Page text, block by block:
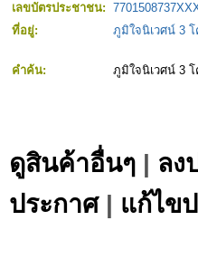
เลขบัตรประชาชน:
ที่อยู่:
ภูมิใจนิเวศน์ 3 โ
คำค้น: ภูมิใจนิเวศน์ 3 โ
ดูสินค้าอื่นๆ | ลง
ประกาศ| แก้ไข